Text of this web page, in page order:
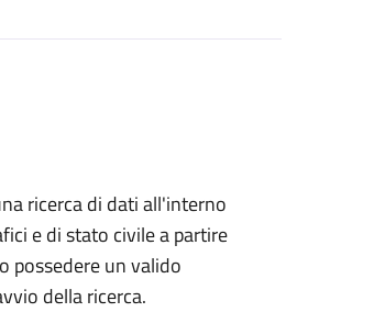
ricerca di dati all'interno
e di stato civile a partire
possedere un valido
della ricerca.